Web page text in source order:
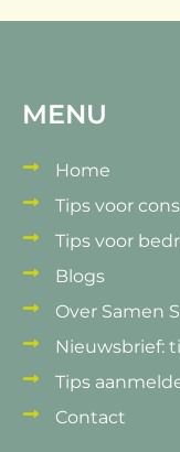
MENU
Home
Tips voor
Tips voor
Blogs
Over Samen
Nieuwsbrief:
Tips
Contact